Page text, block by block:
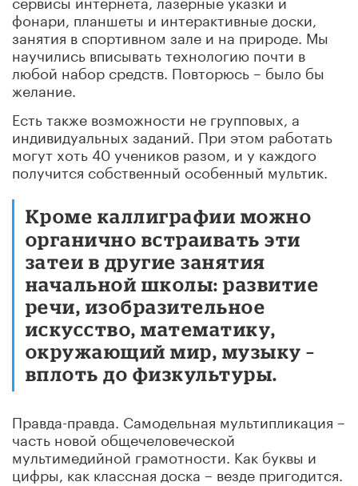
фонари, планшеты и интерактивные доски,
занятия в спортивном зале и на природе. Мы
научились вписывать технологию почти в
любой набор средств. Повторюсь – было бы
желание.
Есть также возможности не групповых, а
индивидуальных заданий. При этом работать
могут хоть 40 учеников разом, и у каждого
получится собственный особенный мультик.
Кроме каллиграфии можно
органично встраивать эти
затеи в другие занятия
начальной школы: развитие
речи, изобразительное
искусство, математику,
окружающий мир, музыку –
вплоть до физкультуры.
Правда-правда. Самодельная мультипликация –
часть новой общечеловеческой
мультимедийной грамотности. Как буквы и
цифры, как классная доска – везде пригодится.